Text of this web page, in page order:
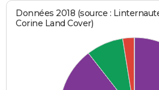
Données 2018 (source :
Corine Land Cover)